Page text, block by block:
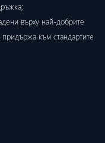
върху най-добрите
към стандартите